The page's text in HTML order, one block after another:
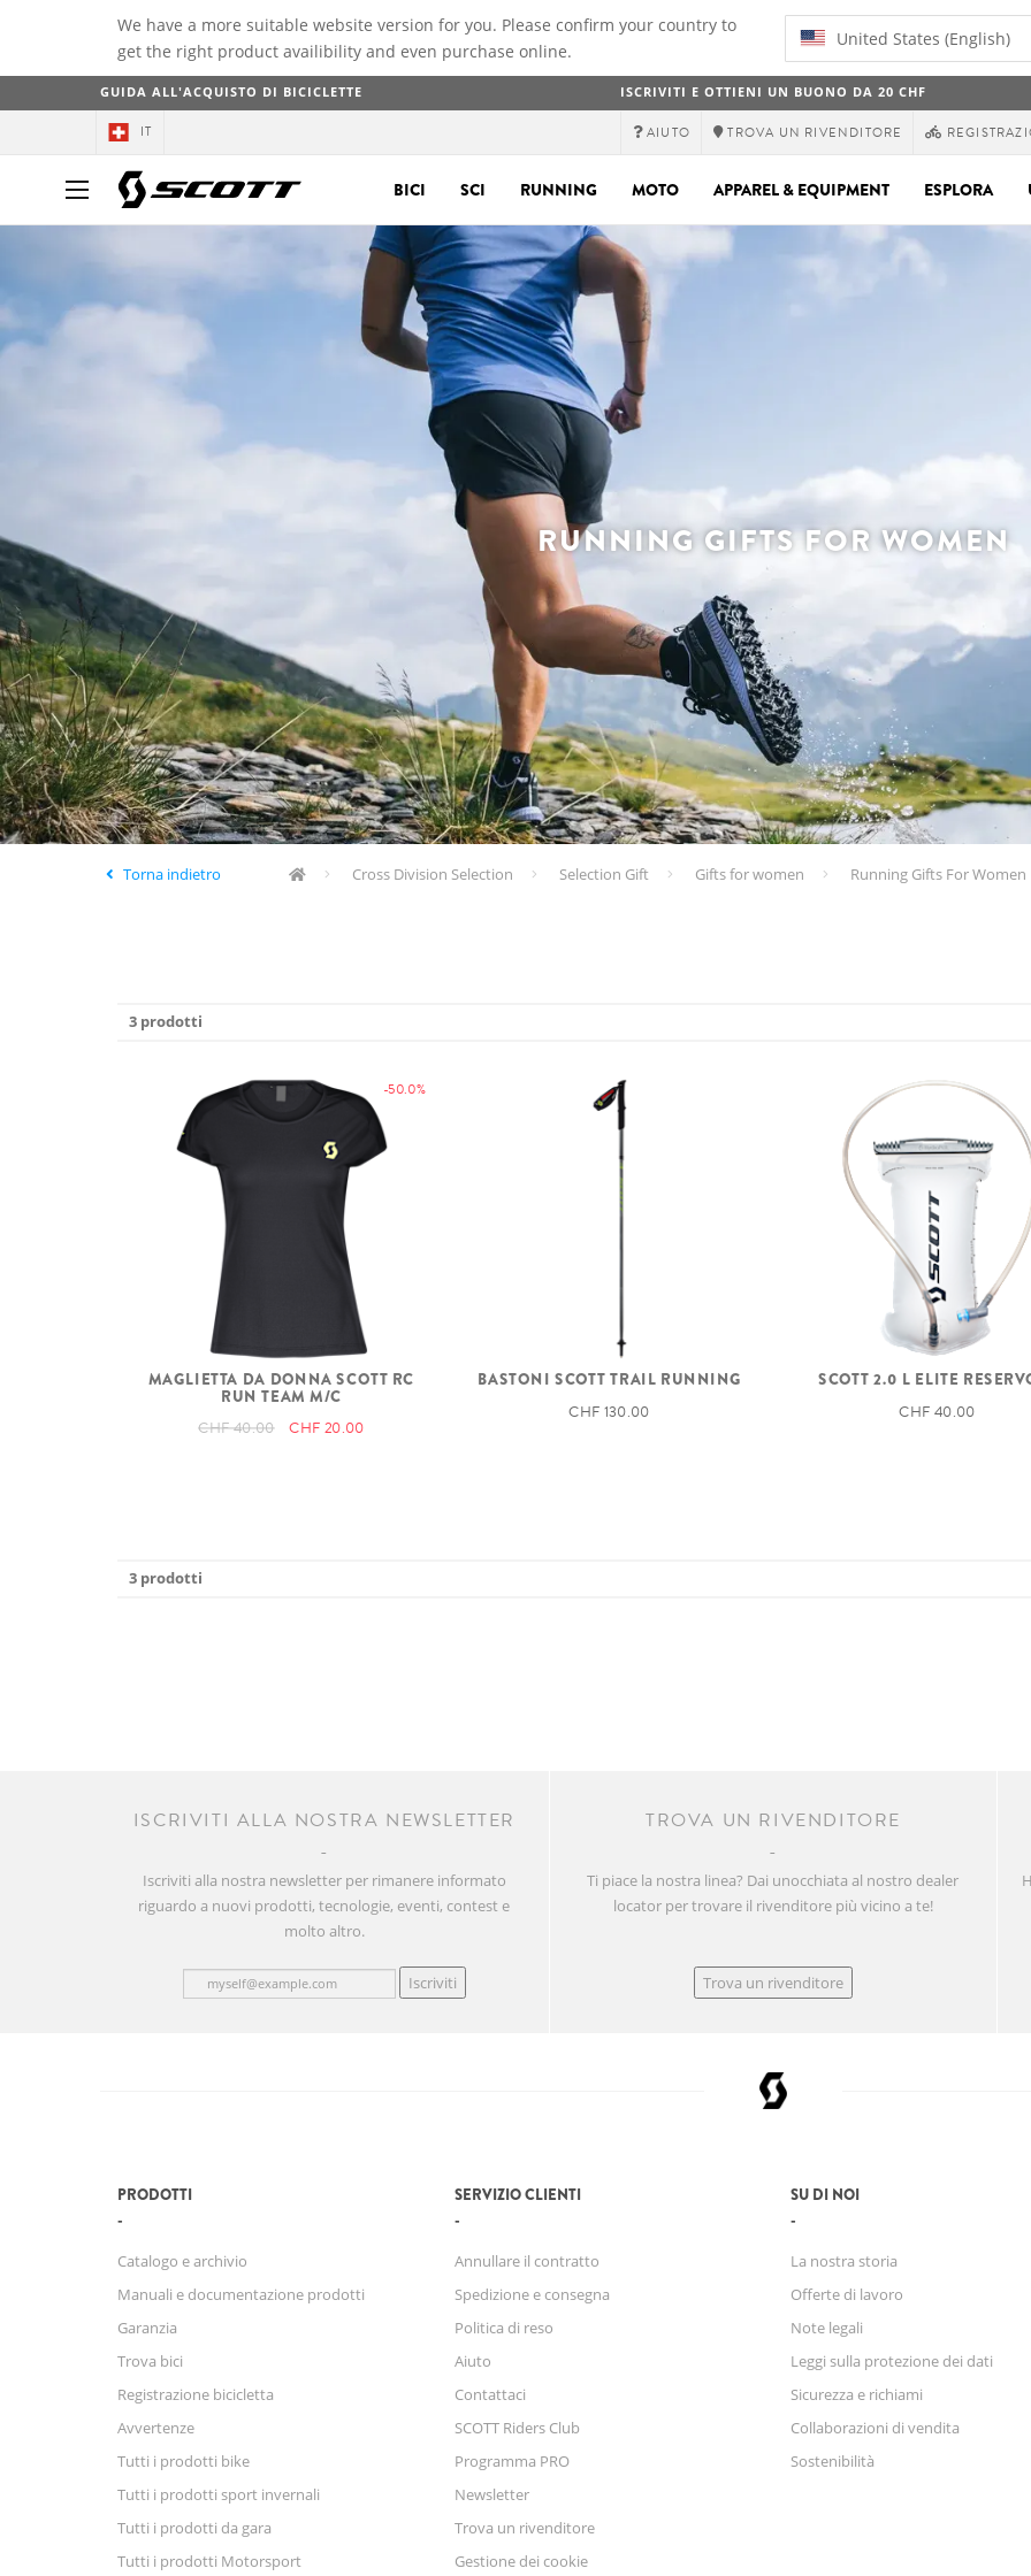
We have a more suitable website version for you. Please confirm your country to
get the right product availibility and even purchase online.
United States (English)
GUIDA ALL'ACQUISTO DI BICICLETTE ISCRIVITI E OTTIENI UN BUONO DA 20 CHF
IT AIUTO TROVA UN RIVENDITORE
BICI SCI RUNNING MOTO APPAREL & EQUIPMENT ESPLORA
RUNNING GIFTS FOR WOMEN
Torna indietro Cross Division Selection Selection Gift Gifts for women Running Gifts For Women
3 prodotti
-50.0%
MAGLIETTA DA DONNA SCOTT RC
RUN TEAM M/C
CHF 40.00 CHF 20.00
BASTONI SCOTT TRAIL RUNNING
CHF 130.00
SCOTT 2.0 L ELITE
CHF 40.00
3 prodotti
ISCRIVITI ALLA NOSTRA NEWSLETTER
Iscriviti alla nostra newsletter per rimanere informato
riguardo a nuovi prodotti, tecnologie, eventi, contest e
molto altro.
Iscriviti
TROVA UN RIVENDITORE
Ti piace la nostra linea? Dai unocchiata al nostro dealer
locator per trovare il rivenditore più vicino a te!
Trova un rivenditore
PRODOTTI
Catalogo e archivio
Manuali e documentazione prodotti
Garanzia
Trova bici
Registrazione bicicletta
Avvertenze
Tutti i prodotti bike
Tutti i prodotti sport invernali
Tutti i prodotti da gara
Tutti i prodotti Motorsport
SERVIZIO CLIENTI
Annullare il contratto
Spedizione e consegna
Politica di reso
Aiuto
Contattaci
SCOTT Riders Club
Programma PRO
Newsletter
Trova un rivenditore
Gestione dei cookie
SU DI NOI
La nostra storia
Offerte di lavoro
Note legali
Leggi sulla protezione dei dati
Sicurezza e richiami
Collaborazioni di vendita
Sostenibilità